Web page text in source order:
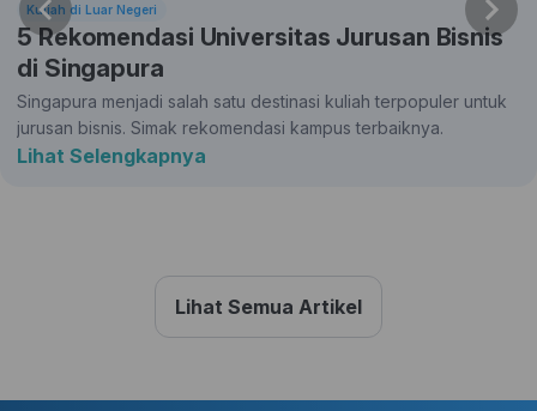
Kuliah di Luar Negeri
5 Rekomendasi Universitas Jurusan Bisnis
di Singapura
Singapura menjadi salah satu destinasi kuliah terpopuler untuk
jurusan bisnis. Simak rekomendasi kampus terbaiknya.
Lihat Selengkapnya
Lihat Semua Artikel